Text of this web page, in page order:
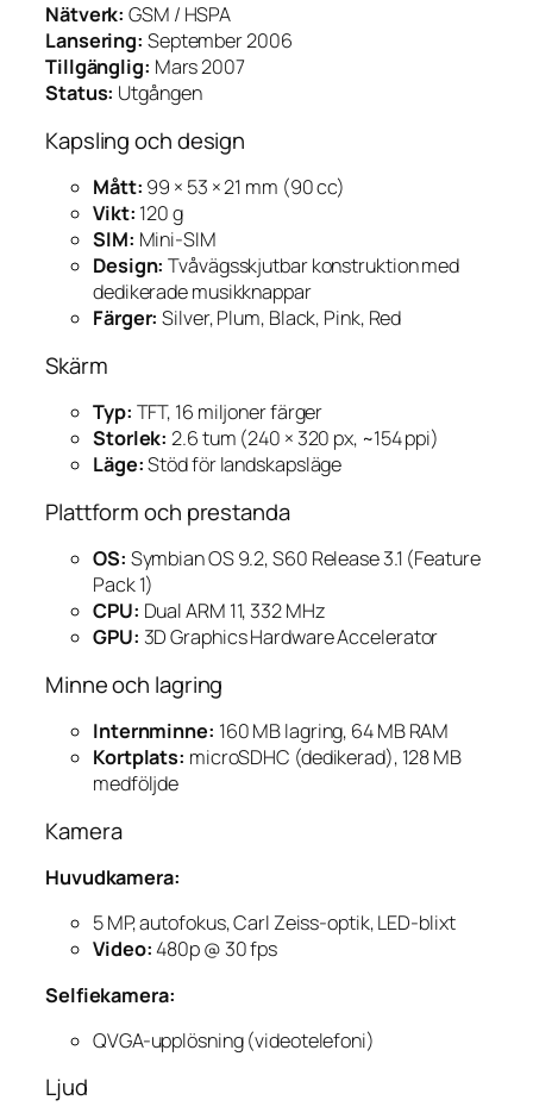
Nätverk: GSM / HSPA
Lansering: September 2006
Tillgänglig: Mars 2007
Status: Utgången
Kapsling och design
Mått: 99 × 53 × 21 mm (90 cc)
Vikt: 120 g
SIM: Mini-SIM
Design: Tvåvägsskjutbar konstruktion med
dedikerade musikknappar
Färger: Silver, Plum, Black, Pink, Red
Skärm
Typ: TFT, 16 miljoner färger
Storlek: 2.6 tum (240 × 320 px, ~154 ppi)
Läge:Stöd för landskapsläge
Plattform och prestanda
OS: Symbian OS 9.2, S60 Release 3.1 (Feature
Pack 1)
CPU: Dual ARM 11, 332 MHz
GPU: 3D Graphics Hardware Accelerator
Minne och lagring
Internminne: 160 MB lagring, 64 MB RAM
Kortplats: microSDHC (dedikerad), 128 MB
medföljde
Kamera
Huvudkamera:
5 MP, autofokus, Carl Zeiss-optik, LED-blixt
Video:480p @ 30 fps
Selfiekamera:
QVGA-upplösning (videotelefoni)
Ljud